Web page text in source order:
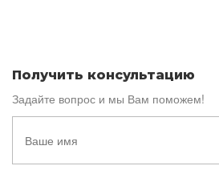
Получить консультацию
Задайте вопрос и мы Вам поможем!